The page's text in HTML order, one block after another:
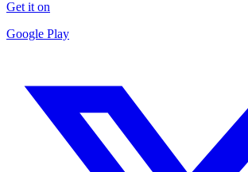
Get it on
Google Play